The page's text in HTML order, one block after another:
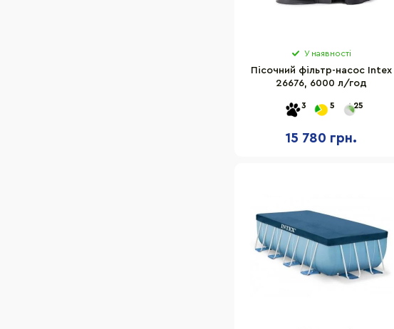
У наявності
Пісочний фільтр-насос Intex
26676, 6000 л/год
3 5 25
15 780 грн.